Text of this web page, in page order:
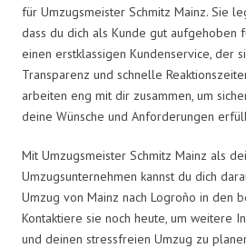
für Umzugsmeister Schmitz Mainz. Sie
dass du dich als Kunde gut aufgehoben
einen erstklassigen Kundenservice, der
Transparenz und schnelle
arbeiten eng mit dir zusammen, um
deine Wünsche und Anforderungen
Mit Umzugsmeister Schmitz Mainz als
Umzugsunternehmen kannst du dich
Umzug von Mainz nach Logroño in den
Kontaktiere sie noch heute, um weitere
und deinen stressfreien Umzug zu